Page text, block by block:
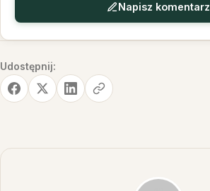
Napisz komentarz
Udostępnij: